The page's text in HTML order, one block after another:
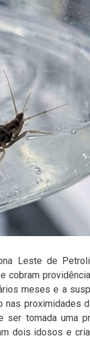
Leste de
cobram
meses e a
proximidades
ser tomada uma
dois idosos e